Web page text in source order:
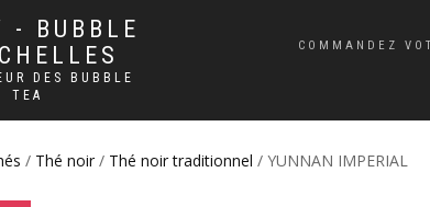
- BUBBLE
DES BUBBLE
TEA
COMMANDEZ
/ Thé noir / Thé noir traditionnel / YUNNAN IMPERIAL